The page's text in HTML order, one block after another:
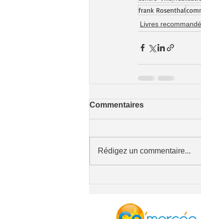
frank Rosenthal
Livres
Commentaires
Rédigez un commentaire...